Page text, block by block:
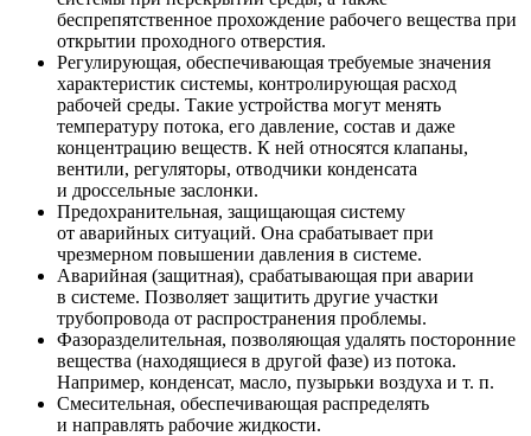
беспрепятственное прохождение рабочего вещества при
открытии проходного отверстия.
Регулирующая, обеспечивающая требуемые значения
характеристик системы, контролирующая расход
рабочей среды. Такие устройства могут менять
температуру потока, его давление, состав и даже
концентрацию веществ. К ней относятся клапаны,
вентили, регуляторы, отводчики конденсата
и дроссельные заслонки.
Предохранительная, защищающая систему
от аварийных ситуаций. Она срабатывает при
чрезмерном повышении давления в системе.
Аварийная (защитная), срабатывающая при аварии
в системе. Позволяет защитить другие участки
трубопровода от распространения проблемы.
Фазоразделительная, позволяющая удалять посторонние
вещества (находящиеся в другой фазе) из потока.
Например, конденсат, масло, пузырьки воздуха и т. п.
Смесительная, обеспечивающая распределять
и направлять рабочие жидкости.